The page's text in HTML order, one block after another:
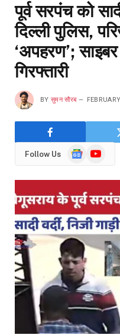
पूर्व सरपंच को
दिल्ली पुलिस,
‘अपहरण’;
गिरफ्तारी
BY सुमन सौरब
Follow Us
GoogleYouTube